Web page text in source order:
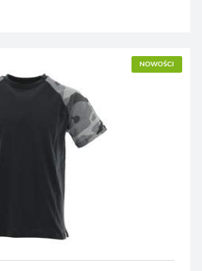
NOWOŚCI